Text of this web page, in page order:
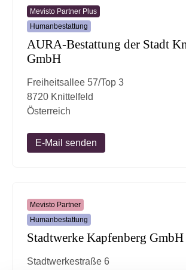
Mevisto Partner Plus
Humanbestattung
AURA-Bestattung der Stadt
GmbH
Freiheitsallee 57/Top 3
8720 Knittelfeld
Österreich
E-Mail senden
Mevisto Partner
Humanbestattung
Stadtwerke Kapfenberg
Stadtwerkestraße 6